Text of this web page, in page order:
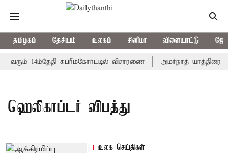
தமிழகம் தேசியம் உலகம் சினிமா விளையாட்டு
வரும் 14ம்தேதி சுப்ரீம்கோர்ட்டில் விசாரணை அமர்நாத் யாத்திரை
ஹெலிகாப்டர் விபத்து
உலக செய்திகள்